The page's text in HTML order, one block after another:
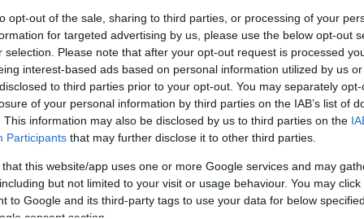
opt-out of the sale, sharing to third parties, or processing of your
for targeted advertising by us, please use the below opt-out
selection. Please note that after your opt-out request is processed
interest-based ads based on personal information utilized by us
to third parties prior to your opt-out. You may separately
of your personal information by third parties on the IAB’s list of
This information may also be disclosed by us to third parties on the
Participants that may further disclose it to other third parties.
that this website/app uses one or more Google services and may
but not limited to your visit or usage behaviour. You may
to Google and its third-party tags to use your data for below
viszont igen, méghozzá a mű
gyakran vitára ingerlőek, de mindig
ő rendezői elképzelésében, Eszenyi Enikő és
élményt ígér.
Varju Kálmán, Juhász István, Földi László,
D. Géza.